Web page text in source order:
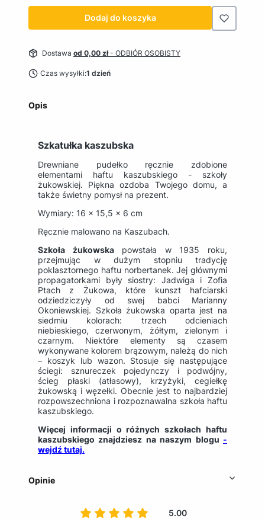
Dodaj do koszyka
Dostawa od 0,00 zł- ODBIÓR OSOBISTY
Czas wysyłki:1 dzień
Opis
Szkatułka kaszubska
Drewniane pudełko ręcznie zdobione
elementami haftu kaszubskiego - szkoły
żukowskiej. Piękna ozdoba Twojego domu, a
także świetny pomysł na prezent.
Wymiary: 16 x 15,5 x 6 cm
Ręcznie malowano na Kaszubach.
Szkoła żukowskapowstała w 1935 roku,
przejmując w dużym stopniu tradycję
poklasztornego haftu norbertanek. Jej głównymi
propagatorkami były siostry: Jadwiga i Zofia
Ptach z Żukowa, które kunszt hafciarski
odziedziczyły od swej babci Marianny
Okoniewskiej. Szkoła żukowska oparta jest na
siedmiu kolorach: trzech odcieniach
niebieskiego, czerwonym, żółtym, zielonym i
czarnym. Niektóre elementy są czasem
wykonywane kolorem brązowym, należą do nich
– koszyk lub wazon. Stosuje się następujące
ściegi: sznureczek pojedynczy i podwójny,
ścieg płaski (atłasowy), krzyżyki, cegiełkę
żukowską i węzełki. Obecnie jest to najbardziej
rozpowszechniona i rozpoznawalna szkoła haftu
kaszubskiego.
Więcej informacji o różnych szkołach haftu
kaszubskiego znajdziesz na naszym blogu -
wejdź tutaj.
Opinie
5.00